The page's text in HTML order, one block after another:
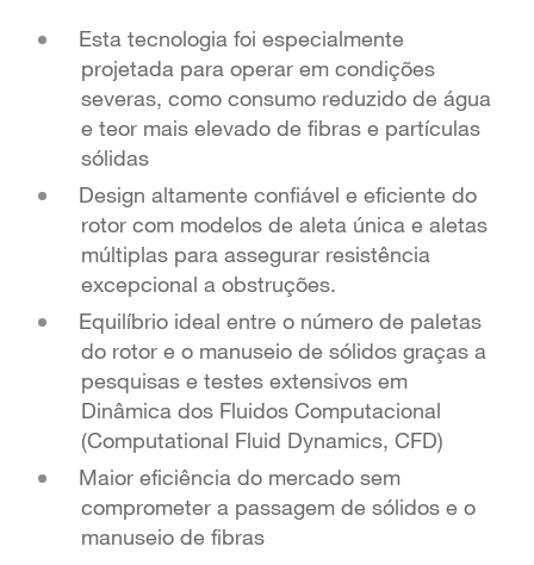
Esta tecnologia foi especialmente
projetada para operar em condições
severas, como consumo reduzido de água
e teor mais elevado de fibras e partículas
sólidas
Design altamente confiável e eficiente do
rotor com modelos de aleta única e aletas
múltiplas para assegurar resistência
excepcional a obstruções.
Equilíbrio ideal entre o número de paletas
do rotor e o manuseio de sólidos graças a
pesquisas e testes extensivos em
Dinâmica dos Fluidos Computacional
(Computational Fluid Dynamics, CFD)
Maior eficiência do mercado sem
comprometer a passagem de sólidos e o
manuseio de fibras